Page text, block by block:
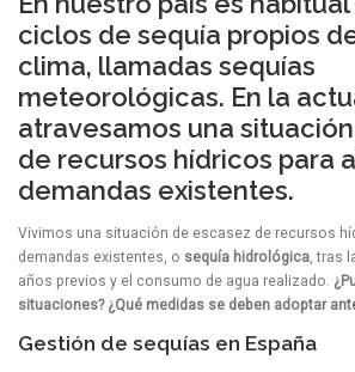
ciclos de sequía propios
clima, llamadas sequías
meteorológicas. En la
atravesamos una
de recursos hídricos para
demandas existentes.
Vivimos una situación de escasez de recursos
demandas existentes, o sequía hidrológica, tras
años previos y el consumo de agua realizado.
situaciones? ¿Qué medidas se deben adoptar
Gestión de sequías en España